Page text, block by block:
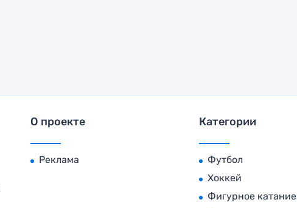
О проекте
Реклама
Категории
Футбол
Хоккей
Фигурное катание